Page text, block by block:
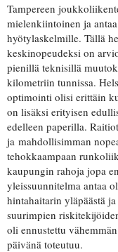
Tampereen
mielenkiintoinen ja
hyötylaskelmille. Tällä
keskinopeudeksi on
pienillä teknisillä
kilometriin tunnissa.
optimointi olisi erittäin
on lisäksi erityisen
edelleen paperilla.
ja mahdollisimman
tehokkaampaan
kaupungin rahoja jopa
yleissuunnitelma antaa
hintahaitarin yläpäästä
suurimpien
oli ennustettu
päivänä toteutuu.